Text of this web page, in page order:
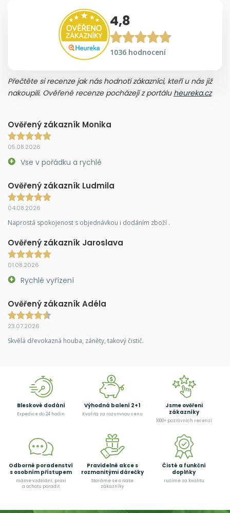
4,8
1036 hodnocení
Přečtěte si recenze jak nás hodnotí zákazníci, kteří u nás již
nakoupili. Ověřené recenze pocházejí z portálu heureka.cz
Ověřený zákazník Monika
05.08.2026
Vse v pořádku a rychlé
Ověřený zákazník Ludmila
04.08.2026
Naprostá spokojenost s objednávkou i dodáním zboží .
Ověřený zákazník Jaroslava
01.08.2026
Rychlé vyřízení
Ověřený zákazník Adéla
23.07.2026
Skvělá dřevokazná houba, záněty, takový čistič.
Bleskové dodání
Expedice do 24 hodin
Výhodná balení 2+1
Kvalita za rozumnou cenu
Jsme ověřeni
zákazníky
1000+ pozitivních recenzí
Odborné poradenství
s osobním přístupem
máme vzdělání, praxi
a ochotu poradit
Pravidelné akce s
rozmanitými dárečky
Staráme se o naše
zákazníky
Čisté a funkční
doplňky
ručíme za kvalitu